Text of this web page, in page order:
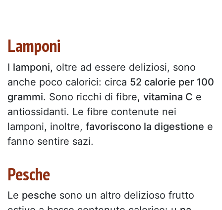
Lamponi
I lamponi, oltre ad essere deliziosi, sono
anche poco calorici: circa 52 calorie per 100
grammi. Sono ricchi di fibre, vitamina C e
antiossidanti. Le fibre contenute nei
lamponi, inoltre, favoriscono la digestione e
fanno sentire sazi.
Pesche
Le pesche sono un altro delizioso frutto